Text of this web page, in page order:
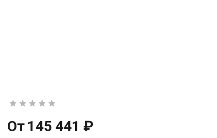
От 145 441 ₽